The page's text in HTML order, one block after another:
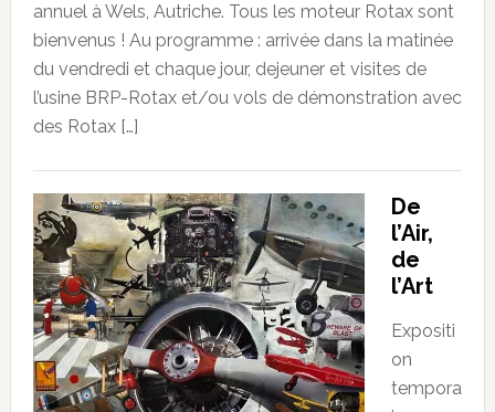
annuel à Wels, Autriche. Tous les moteur Rotax sont
bienvenus ! Au programme : arrivée dans la matinée
du vendredi et chaque jour, dejeuner et visites de
l’usine BRP-Rotax et/ou vols de démonstration avec
des Rotax […]
De
l’Air,
de
l’Art
Expositi
on
tempora